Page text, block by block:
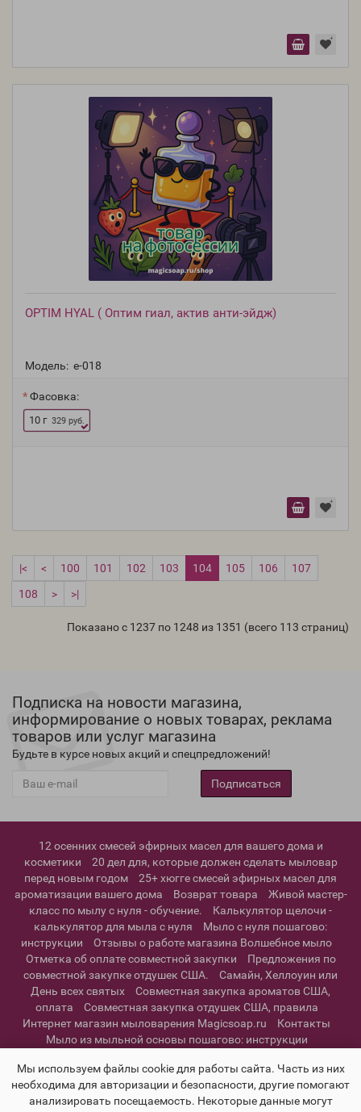
OPTIM HYAL ( Оптим гиал, актив анти-эйдж)
Модель: e-018
Фасовка:
10 г 329 руб.
|< < 100 101 102 103 104 105 106
107
108
> >|
Показано с 1237 по 1248 из 1351 (всего 113 страниц)
Подписка на новости магазина,
информирование о новых товарах, реклама
товаров или услуг магазина
Будьте в курсе новых акций и спецпредложений!
Подписаться
12 осенних смесей эфирных масел для вашего дома и
косметики
20 дел для, которые должен сделать мыловар
перед новым годом
25+ хюгге смесей эфирных масел для
ароматизации вашего дома
Возврат товара
Живой мастер-
класс по мылу с нуля - обучение.
Калькулятор щелочи -
калькулятор для мыла с нуля
Мыло с нуля пошагово:
инструкции
Отзывы о работе магазина Волшебное мыло
Отметка об оплате совместной закупки
Предложения по
совместной закупке отдушек США.
Самайн, Хеллоуин или
День всех святых
Совместная закупка ароматов США,
оплата
Совместная закупка отдушек США, правила
Интернет магазин мыловарения Magicsoap.ru
Контакты
Мыло из мыльной основы пошагово: инструкции
пользовательское соглашение
Мы используем файлы cookie для работы сайта. Часть из них
необходима для авторизации и безопасности, другие помогают
анализировать посещаемость. Некоторые данные могут